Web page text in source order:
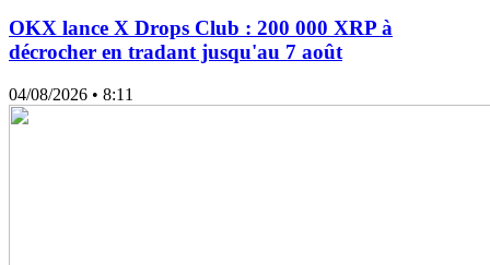
OKX lance X Drops Club : 200 000 XRP à
décrocher en tradant jusqu'au 7 août
04/08/2026 • 8:11